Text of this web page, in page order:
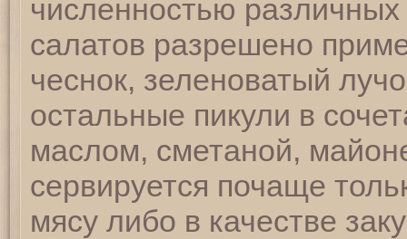
численностью
салатов разрешено
чеснок, зеленоватый
остальные пикули в
маслом, сметаной,
сервируется почаще
мясу либо в качестве